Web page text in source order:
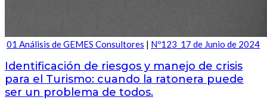
01 Análisis de GEMES Consultores | Nº123_17 de Junio de 2024
Identificación de riesgos y manejo de crisis
para el Turismo: cuando la ratonera puede
ser un problema de todos.